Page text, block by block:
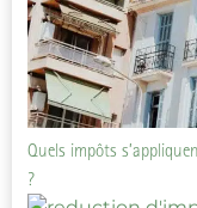
Quels impôts
?